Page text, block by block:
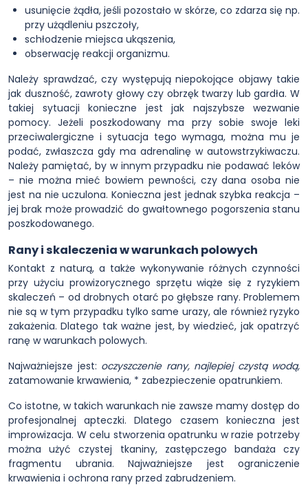
usunięcie żądła, jeśli pozostało w skórze, co zdarza się np.
przy użądleniu pszczoły,
schłodzenie miejsca ukąszenia,
obserwację reakcji organizmu.
Należy sprawdzać, czy występują niepokojące objawy takie
jak duszność, zawroty głowy czy obrzęk twarzy lub gardła. W
takiej sytuacji konieczne jest jak najszybsze wezwanie
pomocy. Jeżeli poszkodowany ma przy sobie swoje leki
przeciwalergiczne i sytuacja tego wymaga, można mu je
podać, zwłaszcza gdy ma adrenalinę w autowstrzykiwaczu.
Należy pamiętać, by w innym przypadku nie podawać leków
– nie można mieć bowiem pewności, czy dana osoba nie
jest na nie uczulona. Konieczna jest jednak szybka reakcja –
jej brak może prowadzić do gwałtownego pogorszenia stanu
poszkodowanego.
Rany i skaleczenia w warunkach polowych
Kontakt z naturą, a także wykonywanie różnych czynności
przy użyciu prowizorycznego sprzętu wiąże się z ryzykiem
skaleczeń – od drobnych otarć po głębsze rany. Problemem
nie są w tym przypadku tylko same urazy, ale również ryzyko
zakażenia. Dlatego tak ważne jest, by wiedzieć, jak opatrzyć
ranę w warunkach polowych.
Najważniejsze jest: oczyszczenie rany, najlepiej czystą wodą,
zatamowanie krwawienia, * zabezpieczenie opatrunkiem.
Co istotne, w takich warunkach nie zawsze mamy dostęp do
profesjonalnej apteczki. Dlatego czasem konieczna jest
improwizacja. W celu stworzenia opatrunku w razie potrzeby
można użyć czystej tkaniny, zastępczego bandaża czy
fragmentu ubrania. Najważniejsze jest ograniczenie
krwawienia i ochrona rany przed zabrudzeniem.